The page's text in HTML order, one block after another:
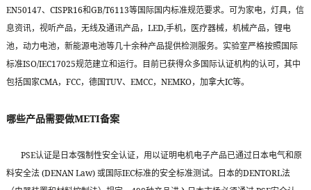
EN50147、 CISPR16和GB/T6113等国际国内标准规范要求。可为家电，灯具，信
息资讯，视听产品，无线及通讯产品， LED,手机，医疗器械，机械产品，锂电
池，动力电池，新能源电池等几十余种产品提供检测服务。实验室严格按照国际
标准ISO/IEC17025规范建立和运行。目前已获得众多国际认证机构的认可，其中
包括国家CMA， FCC，德国TUV、 EMCC， NEMKO，加拿大IC等。
哪些产品需要做METI备案
PSE认证是日本强制性安全认证，用以证明电机电子产品已通过日本电气和原
料安全法(DENAN Law) 或国际IEC标准的安全标准测试。日本的DENTORL法